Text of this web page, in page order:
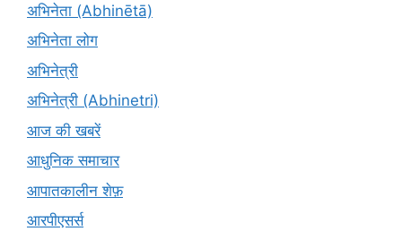
अभिनेता (Abhinētā)
अभिनेता लोग
अभिनेत्री
अभिनेत्री (Abhinetri)
आज की खबरें
आधुनिक समाचार
आपातकालीन शेफ़
आरपीएसर्स